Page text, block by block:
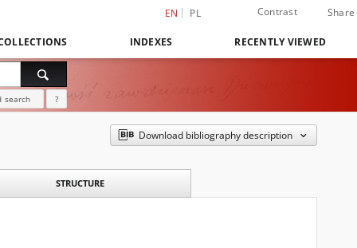
EN PL Contrast Share
INDEXES RECENTLY VIEWED
search ?
Download bibliography description
STRUCTURE